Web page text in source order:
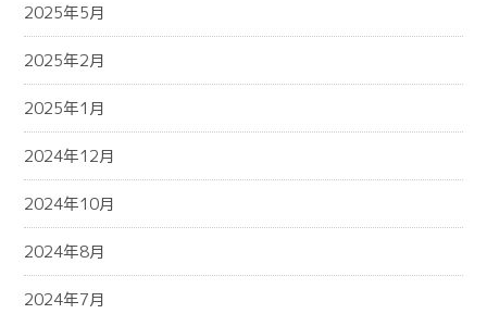
2025年5月
2025年2月
2025年1月
2024年12月
2024年10月
2024年8月
2024年7月